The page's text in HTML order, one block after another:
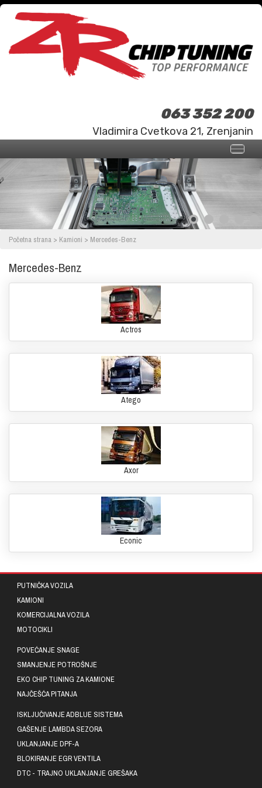
063 352 200
Vladimira Cvetkova 21, Zrenjanin
Početna strana > Kamioni > Mercedes-Benz
Mercedes-Benz
Actros
Atego
Axor
Econic
PUTNIČKA VOZILA
KAMIONI
KOMERCIJALNA VOZILA
MOTOCIKLI
POVEĆANJE SNAGE
SMANJENJE POTROŠNJE
EKO CHIP TUNING ZA KAMIONE
NAJČEŠĆA PITANJA
ISKLJUČIVANJE ADBLUE SISTEMA
GAŠENJE LAMBDA SEZORA
UKLANJANJE DPF-A
BLOKIRANJE EGR VENTILA
DTC - TRAJNO UKLANJANJE GREŠAKA